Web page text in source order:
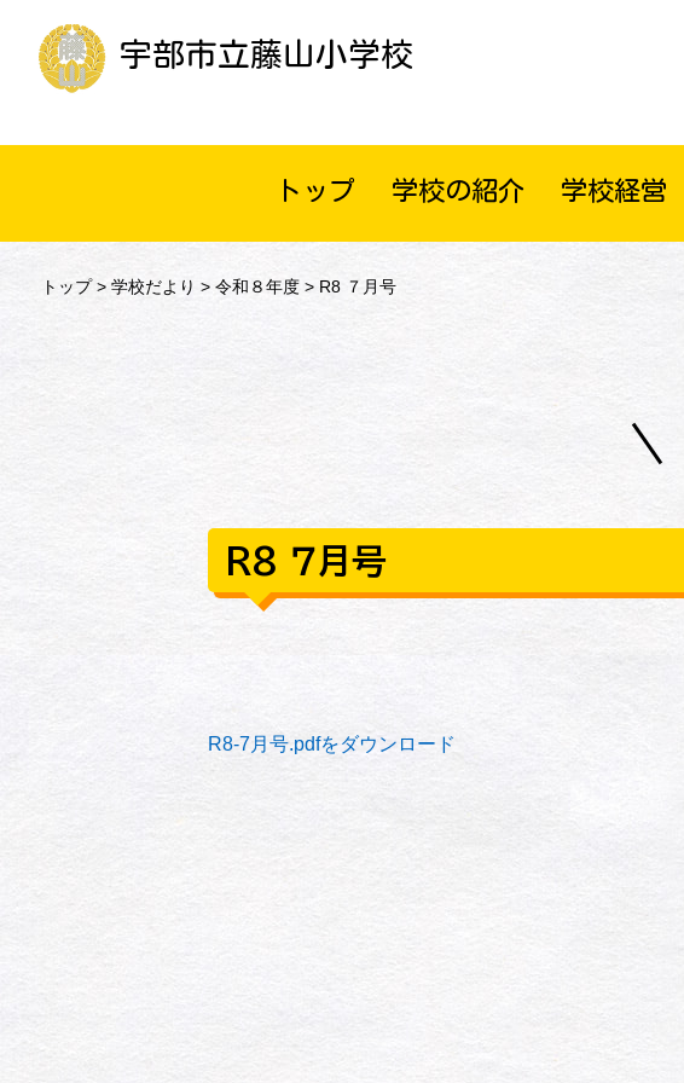
宇部市立藤山小学校
トップ 学校の紹介 学校経営
トップ> 学校だより > 令和８年度> R8 ７月号
R8 ７月号
R8-7月号.pdfをダウンロード